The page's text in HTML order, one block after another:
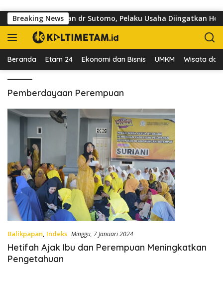
Breaking News
Trotoar di Jalan dr Sutomo, Pelaku Usaha Diingatkan
Beranda Etam 24 Ekonomi dan Bisnis UMKM Wisata dan
Pemberdayaan Perempuan
Balikpapan, Indeks Minggu, 7 Januari 2024
Hetifah Ajak Ibu dan Perempuan Meningkatkan
Pengetahuan